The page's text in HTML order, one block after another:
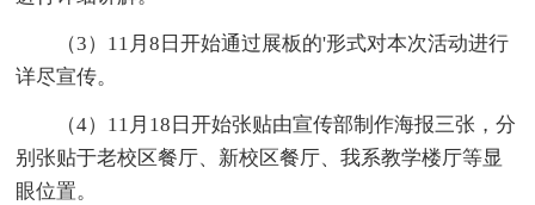
（3）11月8日开始通过展板的'形式对本次活动进行
详尽宣传。
（4）11月18日开始张贴由宣传部制作海报三张，分
别张贴于老校区餐厅、新校区餐厅、我系教学楼厅等显
眼位置。